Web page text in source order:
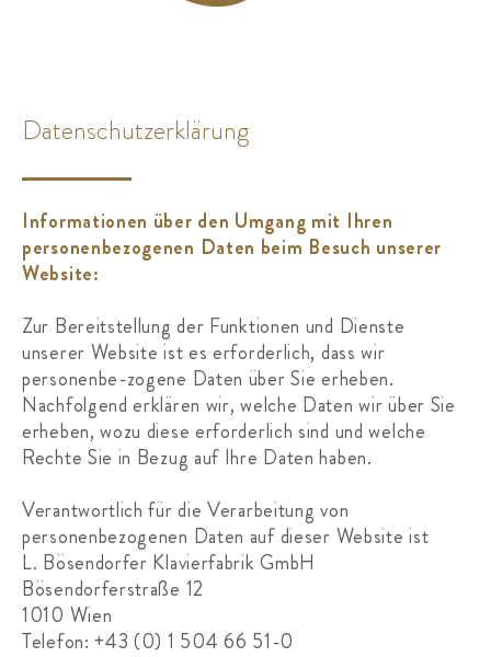
Datenschutzerklärung
Informationen über den Umgang mit Ihren
personenbezogenen Daten beim Besuch unserer
Website:
Zur Bereitstellung der Funktionen und Dienste
unserer Website ist es erforderlich, dass wir
personenbe-zogene Daten über Sie erheben.
Nachfolgend erklären wir, welche Daten wir über Sie
erheben, wozu diese erforderlich sind und welche
Rechte Sie in Bezug auf Ihre Daten haben.
Verantwortlich für die Verarbeitung von
personenbezogenen Daten auf dieser Website ist
L. Bösendorfer Klavierfabrik GmbH
Bösendorferstraße 12
1010 Wien
Telefon: +43 (0) 1 504 66 51-0